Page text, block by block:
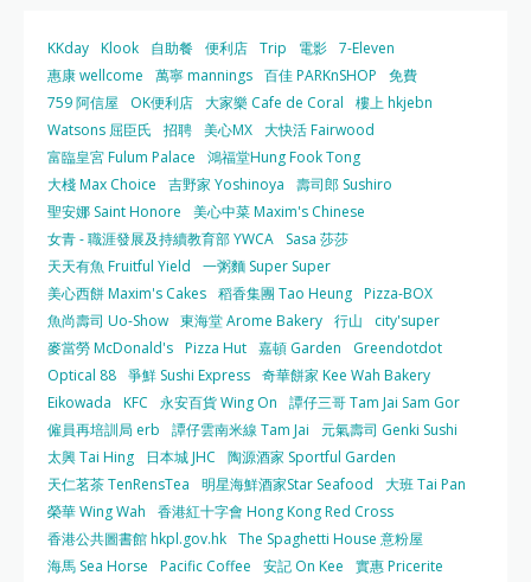
KKday Klook 自助餐 便利店 Trip 電影 7-Eleven
惠康 wellcome
萬寧 mannings 百佳 PARKnSHOP
免費
759 阿信屋
OK便利店 大家樂 Cafe de Coral
樓上 hkjebn
Watsons 屈臣氏
招聘 美心MX 大快活 Fairwood
富臨皇宮 Fulum Palace
鴻福堂Hung Fook Tong
大棧 Max Choice
吉野家 Yoshinoya
壽司郎 Sushiro
聖安娜 Saint Honore
美心中菜 Maxim's Chinese
女青 - 職涯發展及持續教育部 YWCA
Sasa 莎莎
天天有魚 Fruitful Yield
一粥麵 Super Super
美心西餅 Maxim's Cakes 稻香集團 Tao Heung Pizza-BOX
魚尚壽司 Uo-Show 東海堂 Arome Bakery 行山
city'super
麥當勞 McDonald's Pizza Hut 嘉頓 Garden
Greendotdot
Optical 88 爭鮮 Sushi Express 奇華餅家 Kee Wah Bakery
Eikowada
KFC 永安百貨 Wing On
譚仔三哥 Tam Jai Sam Gor
僱員再培訓局 erb
譚仔雲南米線 Tam Jai
元氣壽司 Genki Sushi
太興 Tai Hing
日本城 JHC
陶源酒家 Sportful Garden
天仁茗茶 TenRensTea
明星海鮮酒家Star Seafood
大班 Tai Pan
榮華 Wing Wah
香港紅十字會 Hong Kong Red Cross
香港公共圖書館 hkpl.gov.hk The Spaghetti House 意粉屋
海馬 Sea Horse
Pacific Coffee 安記 On Kee
實惠 Pricerite